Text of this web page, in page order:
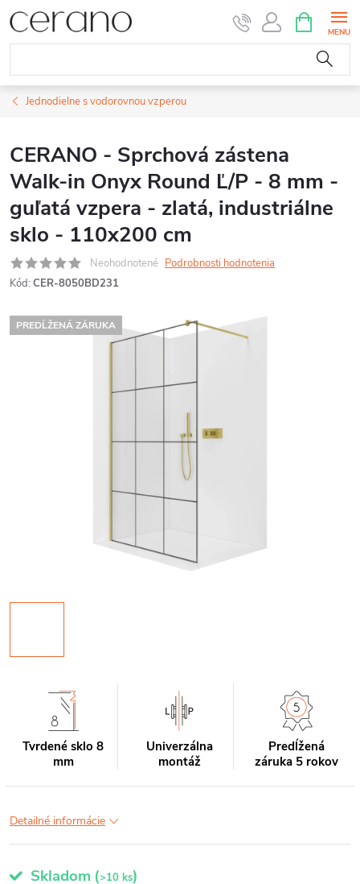
Prejsť
na
obsah
KOŠÍK
Jednodielne s vodorovnou vzperou
CERANO - Sprchová zástena
Walk-in Onyx Round Ľ/P - 8 mm -
guľatá vzpera - zlatá, industriálne
sklo - 110x200 cm
Neohodnotené Podrobnosti hodnotenia
Kód: CER-8050BD231
PREDĹŽENÁ ZÁRUKA
Tvrdené sklo 8
mm
Univerzálna
montáž
Predĺžená
záruka 5 rokov
Detailné informácie
Skladom (>10 ks)